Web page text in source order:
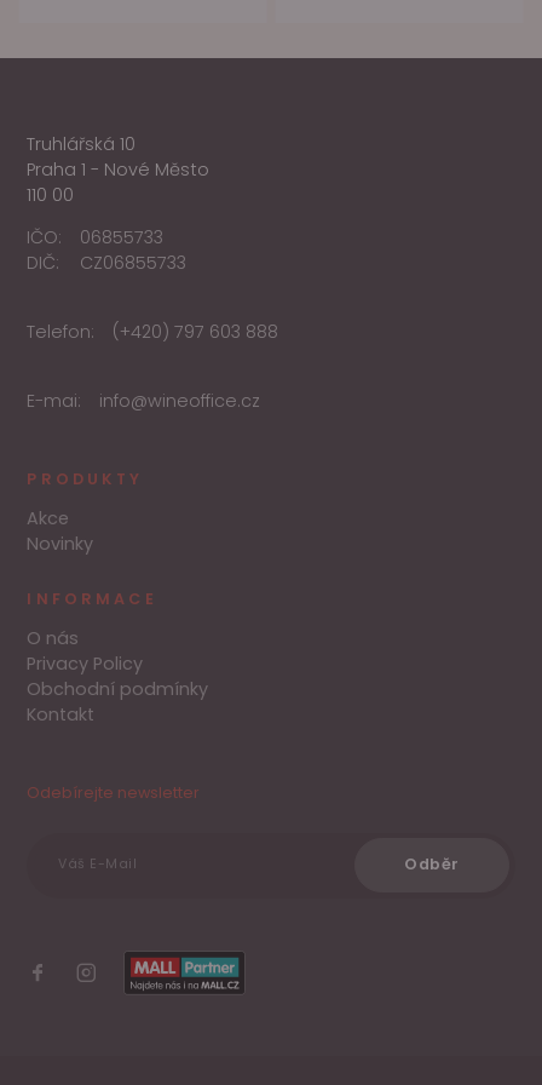
Truhlářská 10
Praha 1 - Nové Město
110 00
IČO:
06855733
DIČ:
CZ06855733
Telefon: (+420) 797 603 888
E-mai: info@wineoffice.cz
PRODUKTY
Akce
Novinky
INFORMACE
O nás
Privacy Policy
Obchodní podmínky
Kontakt
Odebírejte newsletter
Váš E-Mail Odběr